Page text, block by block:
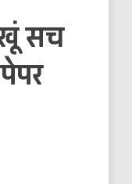
सच